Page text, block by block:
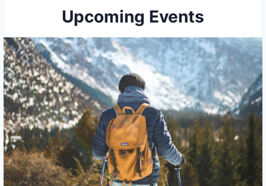
Upcoming Events